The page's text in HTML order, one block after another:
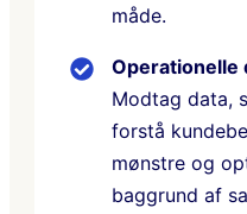
måde.
Operationelle
Modtag data,
forstå
mønstre og
baggrund af